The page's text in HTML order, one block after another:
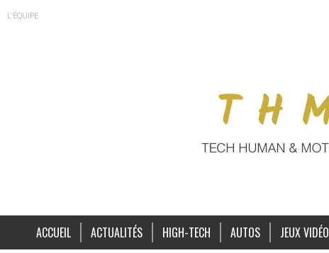
L’ÉQUIPE
ACCUEIL ACTUALITÉS HIGH-TECH AUTOS JEUX VIDÉO